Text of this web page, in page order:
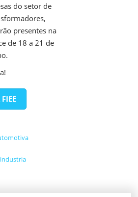
do setor de
presentes na
de 18 a 21 de
industria